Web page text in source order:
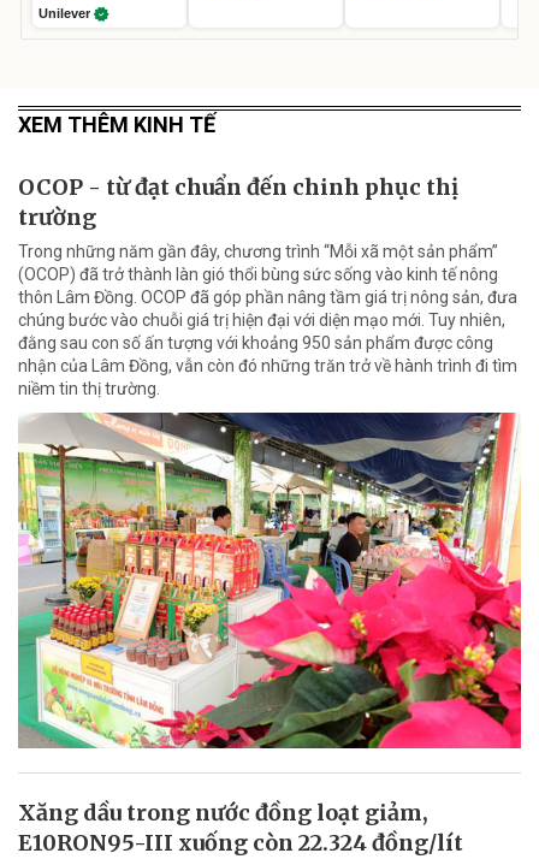
Unilever
XEM THÊM KINH TẾ
OCOP - từ đạt chuẩn đến chinh phục thị
trường
Trong những năm gần đây, chương trình “Mỗi xã một sản phẩm”
(OCOP) đã trở thành làn gió thổi bùng sức sống vào kinh tế nông
thôn Lâm Đồng. OCOP đã góp phần nâng tầm giá trị nông sản, đưa
chúng bước vào chuỗi giá trị hiện đại với diện mạo mới. Tuy nhiên,
đằng sau con số ấn tượng với khoảng 950 sản phẩm được công
nhận của Lâm Đồng, vẫn còn đó những trăn trở về hành trình đi tìm
niềm tin thị trường.
Xăng dầu trong nước đồng loạt giảm,
E10RON95-III xuống còn 22.324 đồng/lít